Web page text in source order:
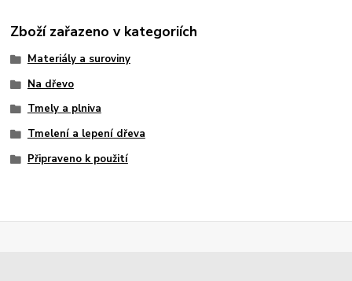
Zboží zařazeno v kategoriích
Materiály a suroviny
Na dřevo
Tmely a plniva
Tmelení a lepení dřeva
Připraveno k použití